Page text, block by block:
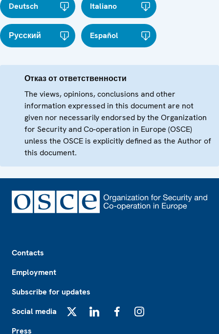
Deutsch Italiano
Русский Español
Отказ от ответственности
The views, opinions, conclusions and other
information expressed in this document are not
given nor necessarily endorsed by the Organization
for Security and Co-operation in Europe (OSCE)
unless the OSCE is explicitly defined as the Author of
this document.
Contacts
Employment
Subscribe for updates
Social media
Press